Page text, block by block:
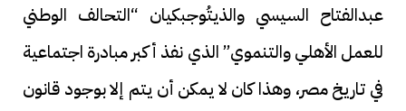
عبدالفتاح السيسي والذيتُوجبكيان “التحالف الوطني
للعمل الأهلي والتنموي” الذي نفذ أكبر مبادرة اجتماعية
في تاريخ مصر، وهذا كان لا يمكن أن يتم إلا بوجود قانون